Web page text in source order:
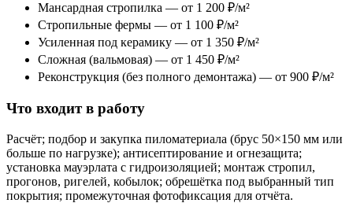
Мансардная стропилка — от 1 200 ₽/м²
Стропильные фермы — от 1 100 ₽/м²
Усиленная под керамику — от 1 350 ₽/м²
Сложная (вальмовая) — от 1 450 ₽/м²
Реконструкция (без полного демонтажа) — от 900 ₽/м²
Что входит в работу
Расчёт; подбор и закупка пиломатериала (брус 50×150 мм или
больше по нагрузке); антисептирование и огнезащита;
установка мауэрлата с гидроизоляцией; монтаж стропил,
прогонов, ригелей, кобылок; обрешётка под выбранный тип
покрытия; промежуточная фотофиксация для отчёта.